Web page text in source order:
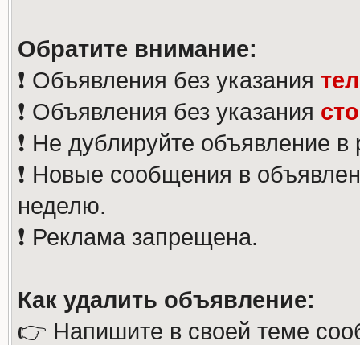
Обратите внимание:
❗️ Объявления без указания
❗️ Объявления без указания
❗️ Не дублируйте объявление
❗️ Новые сообщения в
неделю.
❗️ Реклама запрещена.
Как удалить объявление:
👉 Напишите в своей теме